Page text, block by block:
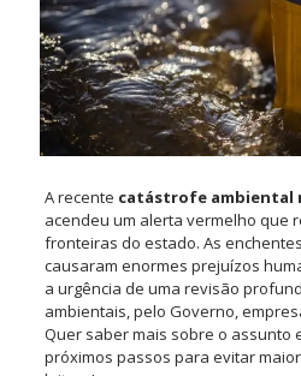
A recente catástrofe ambiental
acendeu um alerta vermelho que
fronteiras do estado. As
causaram enormes prejuízos
a urgência de uma revisão
ambientais, pelo Governo,
Quer saber mais sobre o assunto
próximos passos para evitar